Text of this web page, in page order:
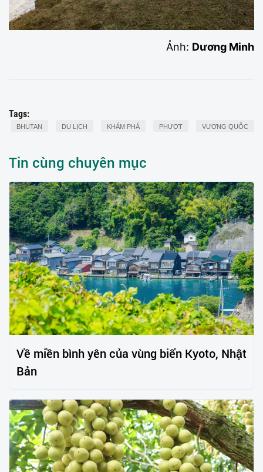
Ảnh: Dương Minh
Tags:
BHUTAN DU LỊCH KHÁM PHÁ PHƯỢT VƯƠNG QUỐC
Tin cùng chuyên mục
Về miền bình yên của vùng biển Kyoto, Nhật
Bản